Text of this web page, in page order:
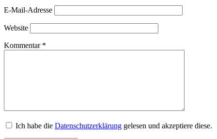
E-Mail-Adresse
Website
Kommentar *
Ich habe die Datenschutzerklärung gelesen und akzeptiere diese.